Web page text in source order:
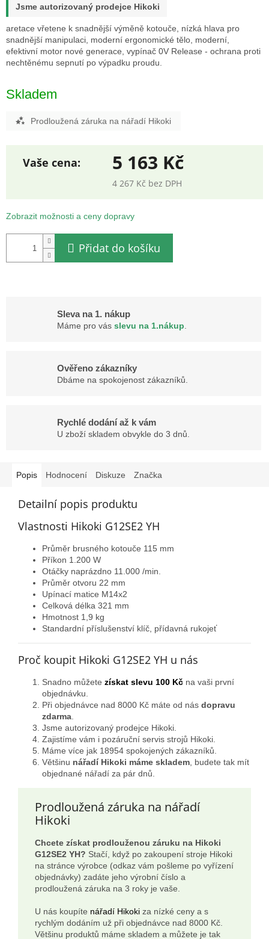
Jsme autorizovaný prodejce Hikoki
aretace vřetene k snadnější výměně kotouče, nízká hlava pro
snadnější manipulaci, moderní ergonomické tělo, moderní,
efektivní motor nové generace, vypínač 0V Release - ochrana proti
nechtěnému sepnutí po výpadku proudu.
Skladem
Prodloužená záruka na nářadí Hikoki
5 163 Kč
4 267 Kč bez DPH
cena:
Zobrazit možnosti a ceny dopravy
Přidat do košíku
Sleva na 1. nákup
Máme pro vás slevu na 1.nákup
Ověřeno zákazníky
Dbáme na spokojenost zákazníků.
Rychlé dodání až k vám
U zboží skladem obvykle do 3 dnů.
Popis Hodnocení Diskuze Značka
Detailní popis produktu
Vlastnosti Hikoki G12SE2 YH
Průměr brusného kotouče 115 mm
Příkon 1.200 W
Otáčky naprázdno 11.000 /min.
Průměr otvoru 22 mm
Upínací matice M14x2
Celková délka 321 mm
Hmotnost 1,9 kg
Standardní příslušenství klíč, přídavná rukojeť
Proč koupit Hikoki G12SE2 YH u nás
Snadno můžete získat slevu 100 Kč na vaši první
objednávku.
Při objednávce nad 8000 Kč máte od nás dopravu
zdarma
Jsme autorizovaný prodejce Hikoki.
Zajistíme vám i pozáruční servis strojů Hikoki.
Máme více jak 18954 spokojených zákazníků.
Většinu nářadí Hikoki máme skladem , budete tak mít
objednané nářadí za pár dnů.
Prodloužená záruka na nářadí
Hikoki
Chcete získat prodlouženou záruku na Hikoki
G12SE2 YH? Stačí, když po zakoupení stroje Hikoki
na stránce výrobce (odkaz vám pošleme po vyřízení
objednávky) zadáte jeho výrobní číslo a
prodloužená záruka na 3 roky je vaše.
U nás koupíte nářadí Hikoki za nízké ceny a s
rychlým dodáním už při objednávce nad 8000 Kč.
Většinu produktů máme skladem a můžete je tak